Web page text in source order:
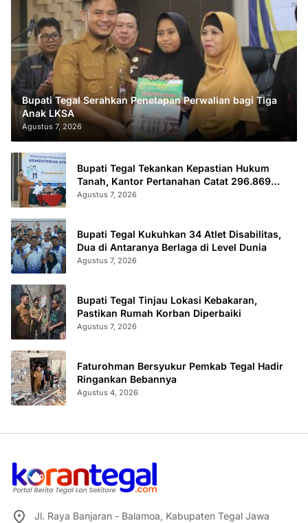
Bupati Tegal Serahkan Penetapan Perwalian bagi Tiga
Anak LKSA
Agustus 7, 2026
Bupati Tegal Tekankan Kepastian Hukum
Tanah, Kantor Pertanahan Catat 296.869
Sertifikat Terbit
Agustus 7, 2026
Bupati Tegal Kukuhkan 34 Atlet Disabilitas,
Dua di Antaranya Berlaga di Level Dunia
Agustus 7, 2026
Bupati Tegal Tinjau Lokasi Kebakaran,
Pastikan Rumah Korban Diperbaiki
Agustus 7, 2026
Faturohman Bersyukur Pemkab Tegal Hadir
Ringankan Bebannya
Agustus 4, 2026
Jl. Raya Banjaran - Balamoa, Kabupaten Tegal Jawa